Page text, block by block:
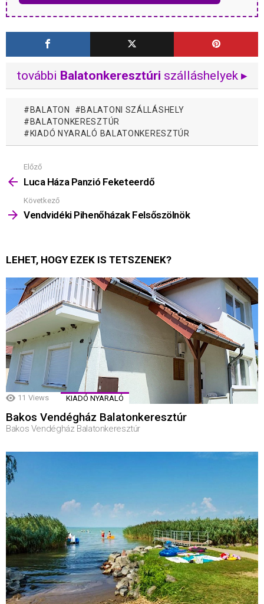
további Balatonkeresztúri szálláshelyek ▸
BALATON
BALATONI SZÁLLÁSHELY
BALATONKERESZTÚR
KIADÓ NYARALÓ BALATONKERESZTÚR
Mutass
többet
Előző
Luca Háza Panzió Feketeerdő
Következő
Vendvidéki Pihenőházak Felsőszölnök
LEHET, HOGY EZEK IS TETSZENEK?
11 Views KIADÓ NYARALÓ
Bakos Vendégház Balatonkeresztúr
Bakos Vendégház Balatonkeresztúr